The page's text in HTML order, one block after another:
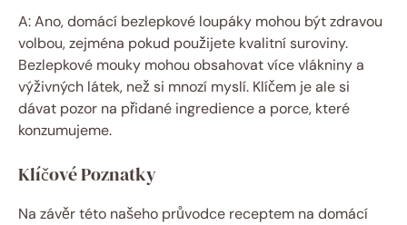
A: Ano, domácí bezlepkové loupáky mohou být zdravou
volbou, zejména pokud použijete kvalitní suroviny.
Bezlepkové mouky mohou obsahovat více vlákniny a
výživných látek, než si mnozí myslí. Klíčem je ale si
dávat pozor na přidané ingredience a porce, které
konzumujeme.
Klíčové Poznatky
Na závěr této našeho průvodce receptem na domácí